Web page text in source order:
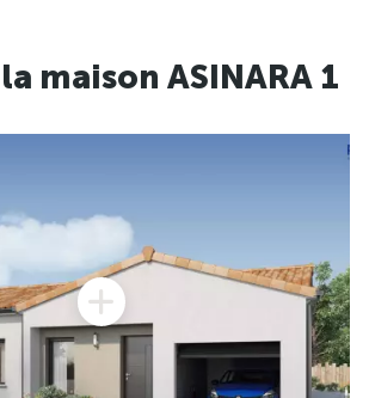
maison ASINARA 1